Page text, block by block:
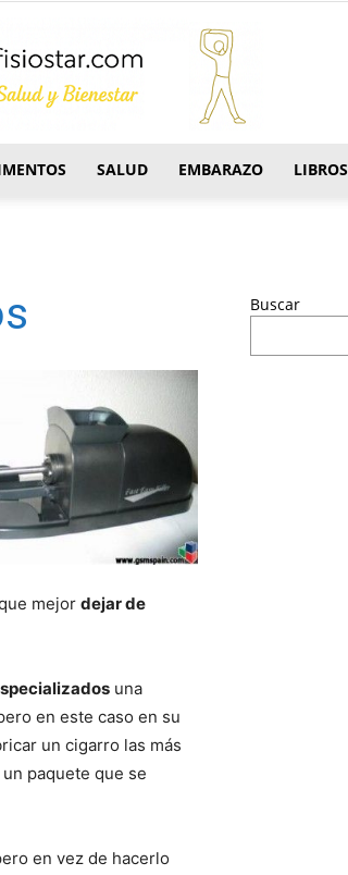
SALUD EMBARAZO LIBROS
mejor dejar de
una
en este caso en su
un cigarro las más
paquete que se
en vez de hacerlo
Buscar